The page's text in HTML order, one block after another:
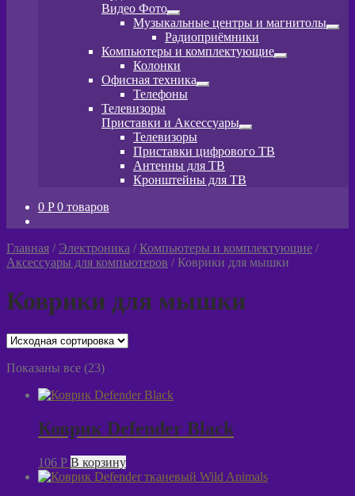
Видео Фото
Развернутое
вложенное
меню
Музыкальные центры и магнитолы
Радиоприёмники
Компьютеры и комплектующие
Развернутое
Колонки
Офисная техника
Развернутое
Телефоны
Телевизоры
Приставки и Аксессуары
Развернутое
вложенное
меню
Телевизоры
Приставки цифрового ТВ
Антенны для ТВ
Кронштейны для ТВ
0 P 0 товаров
Главная / Электроника /Компьютеры и комплектующие /
Аксессуары для компьютеров /Коврики для мышки
Коврики для мышки
Показаны все (23)
Коврик Defender Black
106 P В корзину